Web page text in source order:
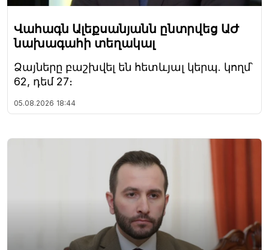
Վահագն Ալեքսանյանն ընտրվեց ԱԺ
նախագահի տեղակալ
Ձայները բաշխվել են հետևյալ կերպ. կողմ՝
62, դեմ 27։
05.08.2026 18:44